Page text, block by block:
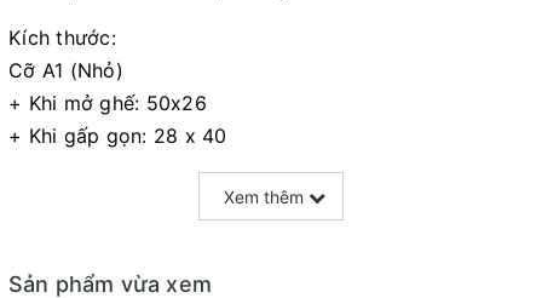
Kích thước:
Cỡ A1 (Nhỏ)
+ Khi mở ghế: 50x26
+ Khi gấp gọn: 28 x 40
+ Mặt vải ghế ngồi: 25 x 20
+ Chiều cao từ mặt ghế xuống đất 27cm
+ Khi mở ghế: 60 x 35
Xem thêm
Sản phẩm vừa xem